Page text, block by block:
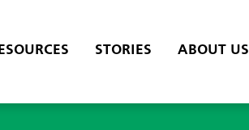
STORIES ABOUT US